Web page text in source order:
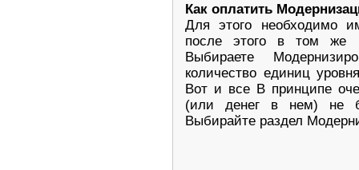
Как оплатить
Для этого необходимо
после этого в том же
Выбираете
количество единиц
Вот и все В принципе
(или денег в нем) не
Выбирайте раздел